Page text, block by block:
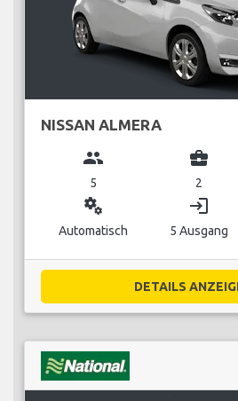
NISSAN ALMERA
group
5
business_center
2
miscellaneous_services
Automatisch
login
5 Ausgang
DETAILS